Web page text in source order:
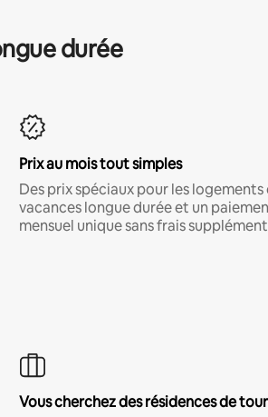
durée
Prix au mois tout simples
Des prix spéciaux pour les logements
vacances longue durée et un
mensuel unique sans frais
Vous cherchez des résidences de